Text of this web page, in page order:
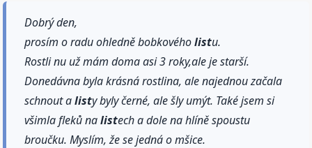
Dobrý den,
prosím o radu ohledně bobkovéholistu.
Rostli nu už mám doma asi 3 roky,ale je starší.
Donedávna byla krásná rostlina, ale najednou začala
schnout alisty byly černé, ale šly umýt. Také jsem si
všimla fleků nalistech a dole na hlíně spoustu
broučku. Myslím, že se jedná o mšice.